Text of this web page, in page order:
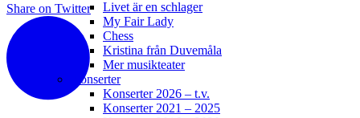
Share on Twitter
Livet är en schlager
My Fair Lady
Chess
Kristina från Duvemåla
Mer musikteater
Konserter
Konserter 2026 – t.v.
Konserter 2021 – 2025